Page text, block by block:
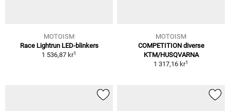
MOTOISM
Race Lightrun LED-blinkers
1 536,87 kr1
MOTOISM
COMPETITION diverse
KTM/HUSQVARNA
1 317,16 kr1